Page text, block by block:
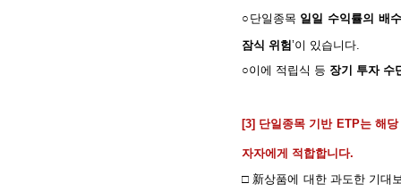
○단일종목 일일 수익률의 배수
잠식 위험’이 있습니다.
○이에 적립식 등 장기 투자 수
[3] 단일종목 기반 ETP는 해당
자자에게 적합합니다.
□ 新상품에 대한 과도한 기대